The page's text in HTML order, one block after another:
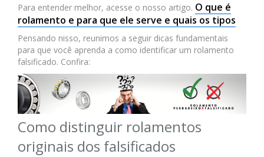
Para entender melhor, acesse o nosso artigo. O que é
rolamento e para que ele serve e quais os tipos
Pensando nisso, reunimos a seguir dicas fundamentais
para que você aprenda a como identificar um rolamento
falsificado. Confira:
Como distinguir rolamentos
originais dos falsificados